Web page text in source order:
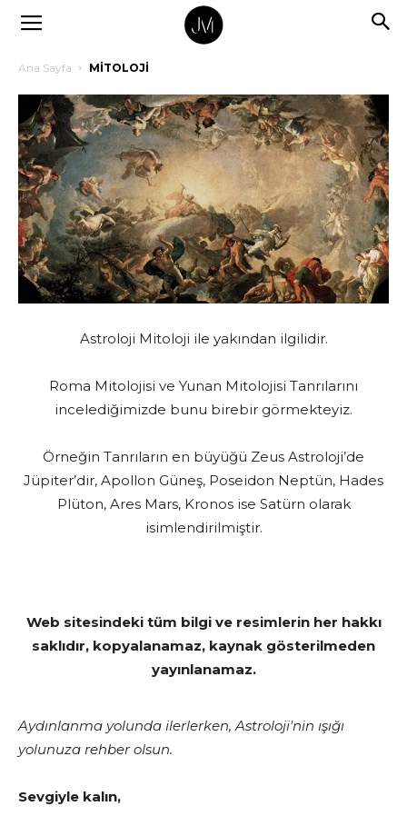
Ana Sayfa MİTOLOJİ
Astroloji Mitoloji ile yakından ilgilidir.
Roma Mitolojisi ve Yunan Mitolojisi Tanrılarını
incelediğimizde bunu birebir görmekteyiz.
Örneğin Tanrıların en büyüğü Zeus Astroloji’de
Jüpiter’dir, Apollon Güneş, Poseidon Neptün, Hades
Plüton, Ares Mars, Kronos ise Satürn olarak
isimlendirilmiştir.
Web sitesindeki tüm bilgi ve resimlerin her hakkı
saklıdır, kopyalanamaz, kaynak gösterilmeden
yayınlanamaz.
Aydınlanma yolunda ilerlerken, Astroloji'nin ışığı
yolunuza rehber olsun.
Sevgiyle kalın,